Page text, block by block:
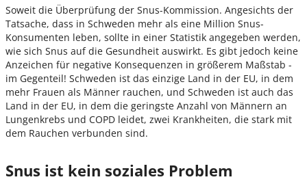
Soweit die Überprüfung der Snus-Kommission. Angesichts der
Tatsache, dass in Schweden mehr als eine Million Snus-
Konsumenten leben, sollte in einer Statistik angegeben werden,
wie sich Snus auf die Gesundheit auswirkt. Es gibt jedoch keine
Anzeichen für negative Konsequenzen in größerem Maßstab -
im Gegenteil! Schweden ist das einzige Land in der EU, in dem
mehr Frauen als Männer rauchen, und Schweden ist auch das
Land in der EU, in dem die geringste Anzahl von Männern an
Lungenkrebs und COPD leidet, zwei Krankheiten, die stark mit
dem Rauchen verbunden sind.
Snus ist kein soziales Problem